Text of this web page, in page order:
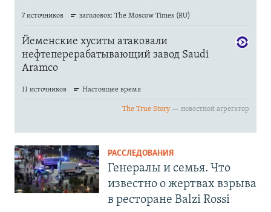
РАССЛЕДОВАНИЯ
Генералы и семья. Что
известно о жертвах взрыва
в ресторане Balzi Rossi